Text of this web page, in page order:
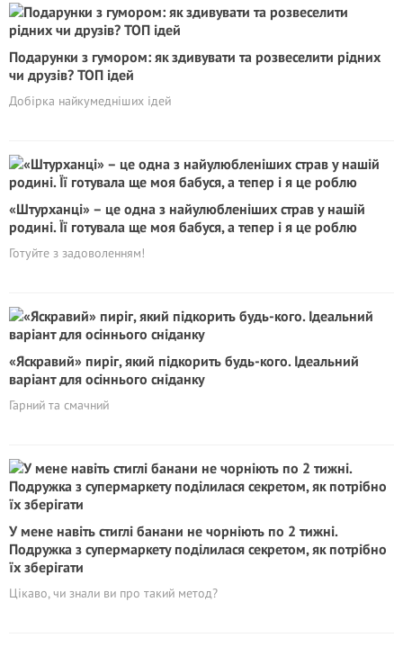
Подарунки з гумором: як здивувати та розвеселити рідних
чи друзів? ТОП ідей
Добірка найкумедніших ідей
«Штурханці» – це одна з найулюбленіших страв у нашій
родині. Її готувала ще моя бабуся, а тепер і я це роблю
Готуйте з задоволенням!
«Яскравий» пиріг, який підкорить будь-кого. Ідеальний
варіант для осіннього сніданку
Гарний та смачний
У мене навіть стиглі банани не чорніють по 2 тижні.
Подружка з супермаркету поділилася секретом, як потрібно
їх зберігати
Цікаво, чи знали ви про такий метод?